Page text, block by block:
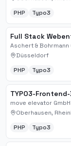
PHP Typo3
Full Stack
Aschert & Bohrmann
Düsseldorf
PHP
Typo3
TYPO3-
move elevator GmbH
Oberhausen,
PHP
Typo3